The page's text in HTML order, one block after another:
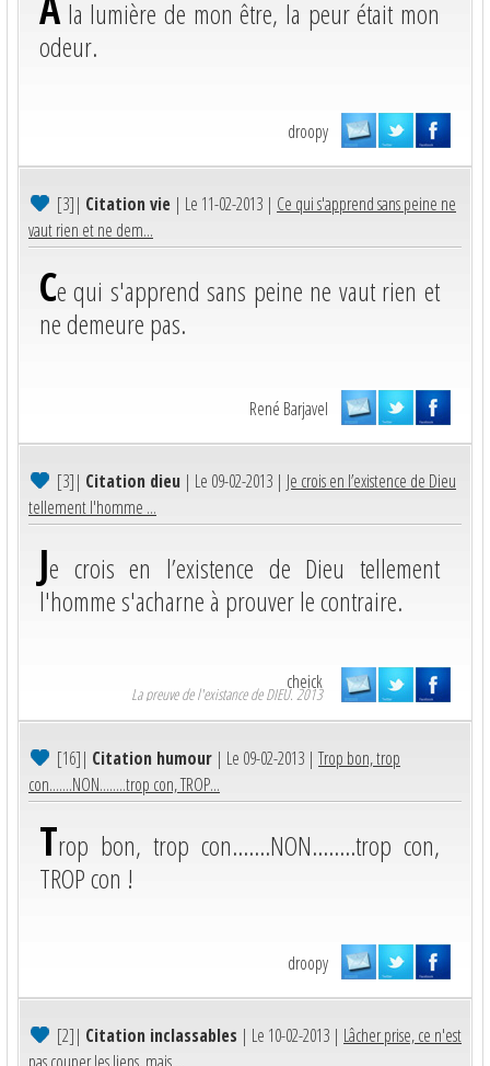
la lumière de mon être, la peur était mon
odeur.
droopy
[3]| Citation vie | Le 11-02-2013 | Ce qui s'apprend sans peine ne
vaut rien et ne dem...
Ce qui s'apprend sans peine ne vaut rien et
ne demeure pas.
René Barjavel
[3]| Citation dieu | Le 09-02-2013 | Je crois en l’existence de Dieu
tellement l'homme ...
Je crois en l’existence de Dieu tellement
l'homme s'acharne à prouver le contraire.
cheick
La preuve de l'existance de DIEU. 2013
[16]| Citation humour | Le 09-02-2013 |Trop bon, trop
con.......NON........trop con, TROP...
Trop bon, trop con.......NON........trop con,
TROP con !
droopy
[2]| Citation inclassables | Le 10-02-2013 | Lâcher prise, ce n'est